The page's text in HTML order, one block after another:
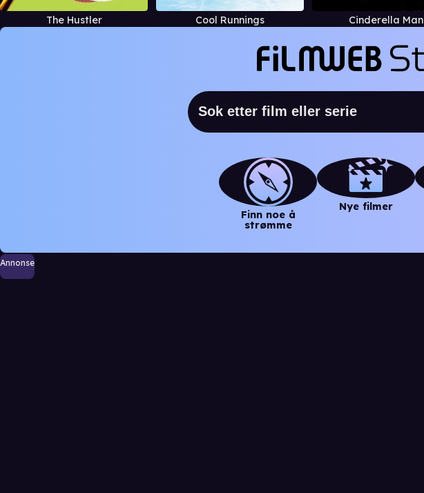
The Hustler Cool Runnings Cinderella Man
Finn noe å
strømme
Nye filmer
Annonse